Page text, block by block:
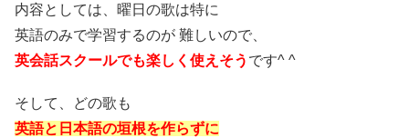
内容としては、曜日の歌は特に
英語のみで学習するのが 難しいので、
英会話スクールでも楽しく使えそう です^ ^
そして、どの歌も
英語と日本語の垣根を作らずに